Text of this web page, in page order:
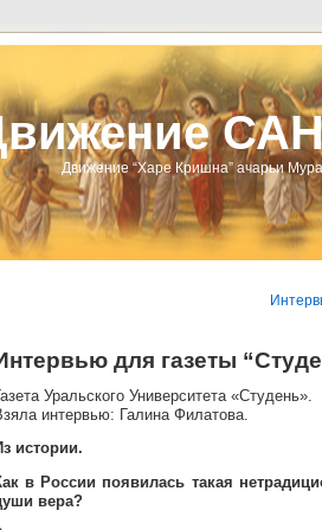
Движение “Харе Кришна” ачарьи
для газеты
Уральского Университета «Студень».
интервью: Галина Филатова.
истории.
в России появилась такая
вера?